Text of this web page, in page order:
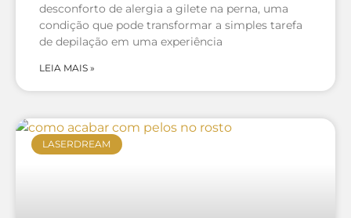
desconforto de alergia a gilete na perna, uma
condição que pode transformar a simples tarefa
de depilação em uma experiência
LEIA MAIS »
LASERDREAM